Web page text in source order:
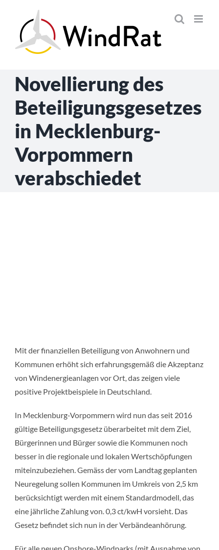
content
Novellierung des
Beteiligungsgesetzes
in Mecklenburg-
Vorpommern
verabschiedet
Mit der finanziellen Beteiligung von Anwohnern und
Kommunen erhöht sich erfahrungsgemäß die Akzeptanz
von Windenergieanlagen vor Ort, das zeigen viele
positive Projektbeispiele in Deutschland.
In Mecklenburg-Vorpommern wird nun das seit 2016
gültige Beteiligungsgesetz überarbeitet mit dem Ziel,
Bürgerinnen und Bürger sowie die Kommunen noch
besser in die regionale und lokalen Wertschöpfungen
miteinzubeziehen. Gemäss der vom Landtag geplanten
Neuregelung sollen Kommunen im Umkreis von 2,5 km
berücksichtigt werden mit einem Standardmodell, das
eine jährliche Zahlung von. 0,3 ct/kwH vorsieht. Das
Gesetz befindet sich nun in der Verbändeanhörung.
Für alle neuen Onshore-Windparks (mit Ausnahme von